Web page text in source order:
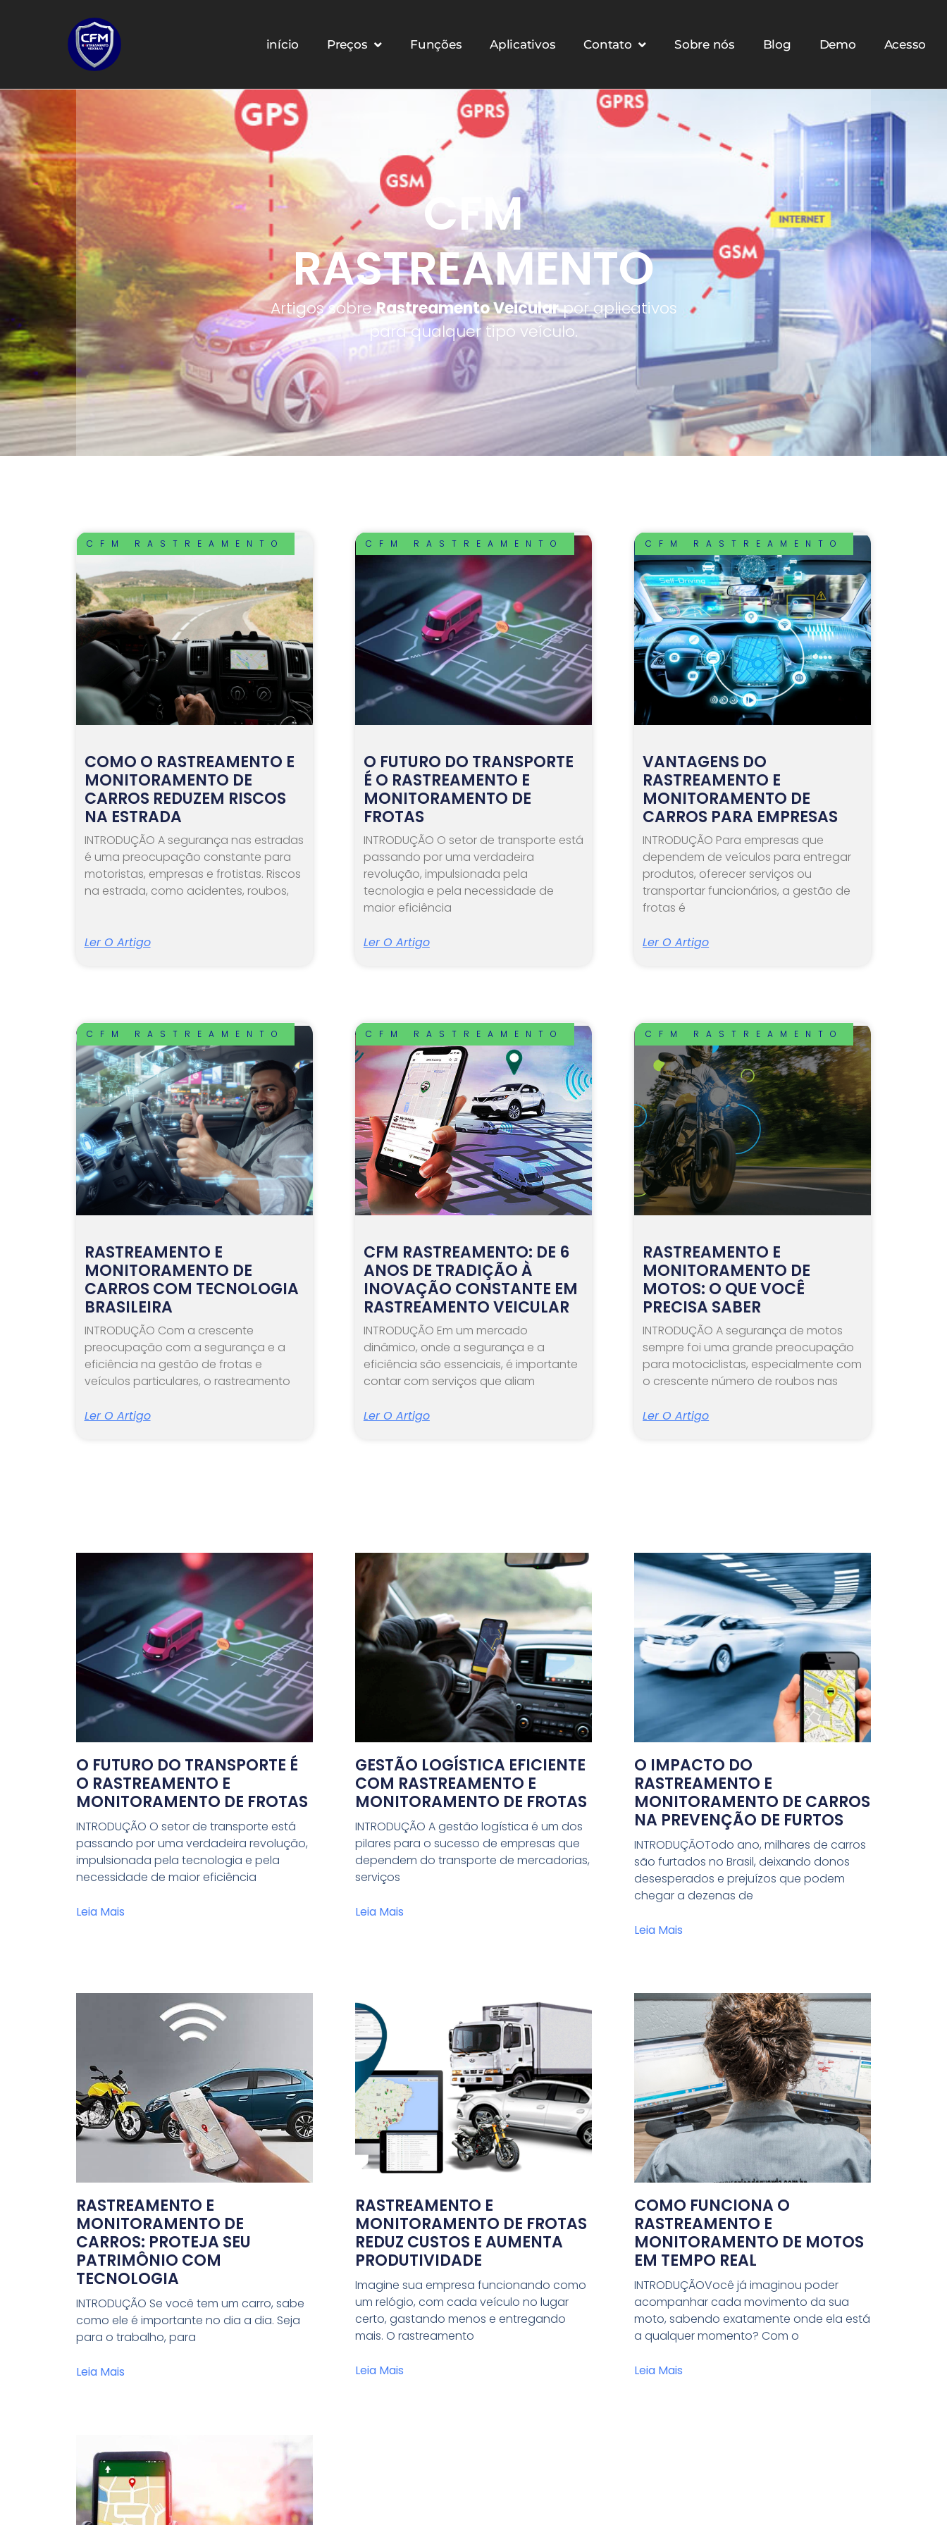
início Preços Funções Aplicativos Contato Sobre nós Blog Demo Acesso
CFM
RASTREAMENTO
Artigos sobreRastreamento Veicularpor aplicativos
para qualquer tipo veículo.
CFM RASTREAMENTO
COMO O RASTREAMENTO E
MONITORAMENTO DE
CARROS REDUZEM RISCOS
NA ESTRADA
INTRODUÇÃO A segurança nas estradas
é uma preocupação constante para
motoristas, empresas e frotistas. Riscos
na estrada, como acidentes, roubos,
Ler O Artigo
CFM RASTREAMENTO
O FUTURO DO TRANSPORTE
É O RASTREAMENTO E
MONITORAMENTO DE
FROTAS
INTRODUÇÃO O setor de transporte está
passando por uma verdadeira
revolução, impulsionada pela
tecnologia e pela necessidade de
maior eficiência
Ler O Artigo
CFM RASTREAMENTO
VANTAGENS DO
RASTREAMENTO E
MONITORAMENTO DE
CARROS PARA EMPRESAS
INTRODUÇÃO Para empresas que
dependem de veículos para entregar
produtos, oferecer serviços ou
transportar funcionários, a gestão de
frotas é
Ler O Artigo
CFM RASTREAMENTO
RASTREAMENTO E
MONITORAMENTO DE
CARROS COM TECNOLOGIA
BRASILEIRA
INTRODUÇÃO Com a crescente
preocupação com a segurança e a
eficiência na gestão de frotas e
veículos particulares, o rastreamento
Ler O Artigo
CFM RASTREAMENTO
CFM RASTREAMENTO: DE 6
ANOS DE TRADIÇÃO À
INOVAÇÃO CONSTANTE EM
RASTREAMENTO VEICULAR
INTRODUÇÃO Em um mercado
dinâmico, onde a segurança e a
eficiência são essenciais, é importante
contar com serviços que aliam
Ler O Artigo
CFM RASTREAMENTO
RASTREAMENTO E
MONITORAMENTO DE
MOTOS: O QUE VOCÊ
PRECISA SABER
INTRODUÇÃO A segurança de motos
sempre foi uma grande preocupação
para motociclistas, especialmente com
o crescente número de roubos nas
Ler O Artigo
O FUTURO DO TRANSPORTE É
O RASTREAMENTO E
MONITORAMENTO DE FROTAS
INTRODUÇÃO O setor de transporte está
passando por uma verdadeira revolução,
impulsionada pela tecnologia e pela
necessidade de maior eficiência
Leia Mais
GESTÃO LOGÍSTICA EFICIENTE
COM RASTREAMENTO E
MONITORAMENTO DE FROTAS
INTRODUÇÃO A gestão logística é um dos
pilares para o sucesso de empresas que
dependem do transporte de mercadorias,
serviços
Leia Mais
O IMPACTO DO
RASTREAMENTO E
MONITORAMENTO DE CARROS
NA PREVENÇÃO DE FURTOS
INTRODUÇÃOTodo ano, milhares de carros
são furtados no Brasil, deixando donos
desesperados e prejuízos que podem
chegar a dezenas de
Leia Mais
RASTREAMENTO E
MONITORAMENTO DE
CARROS: PROTEJA SEU
PATRIMÔNIO COM
TECNOLOGIA
INTRODUÇÃO Se você tem um carro, sabe
como ele é importante no dia a dia. Seja
para o trabalho, para
Leia Mais
RASTREAMENTO E
MONITORAMENTO DE FROTAS
REDUZ CUSTOS E AUMENTA
PRODUTIVIDADE
Imagine sua empresa funcionando como
um relógio, com cada veículo no lugar
certo, gastando menos e entregando
mais. O rastreamento
Leia Mais
COMO FUNCIONA O
RASTREAMENTO E
MONITORAMENTO DE MOTOS
EM TEMPO REAL
INTRODUÇÃOVocê já imaginou poder
acompanhar cada movimento da sua
moto, sabendo exatamente onde ela está
a qualquer momento? Com o
Leia Mais